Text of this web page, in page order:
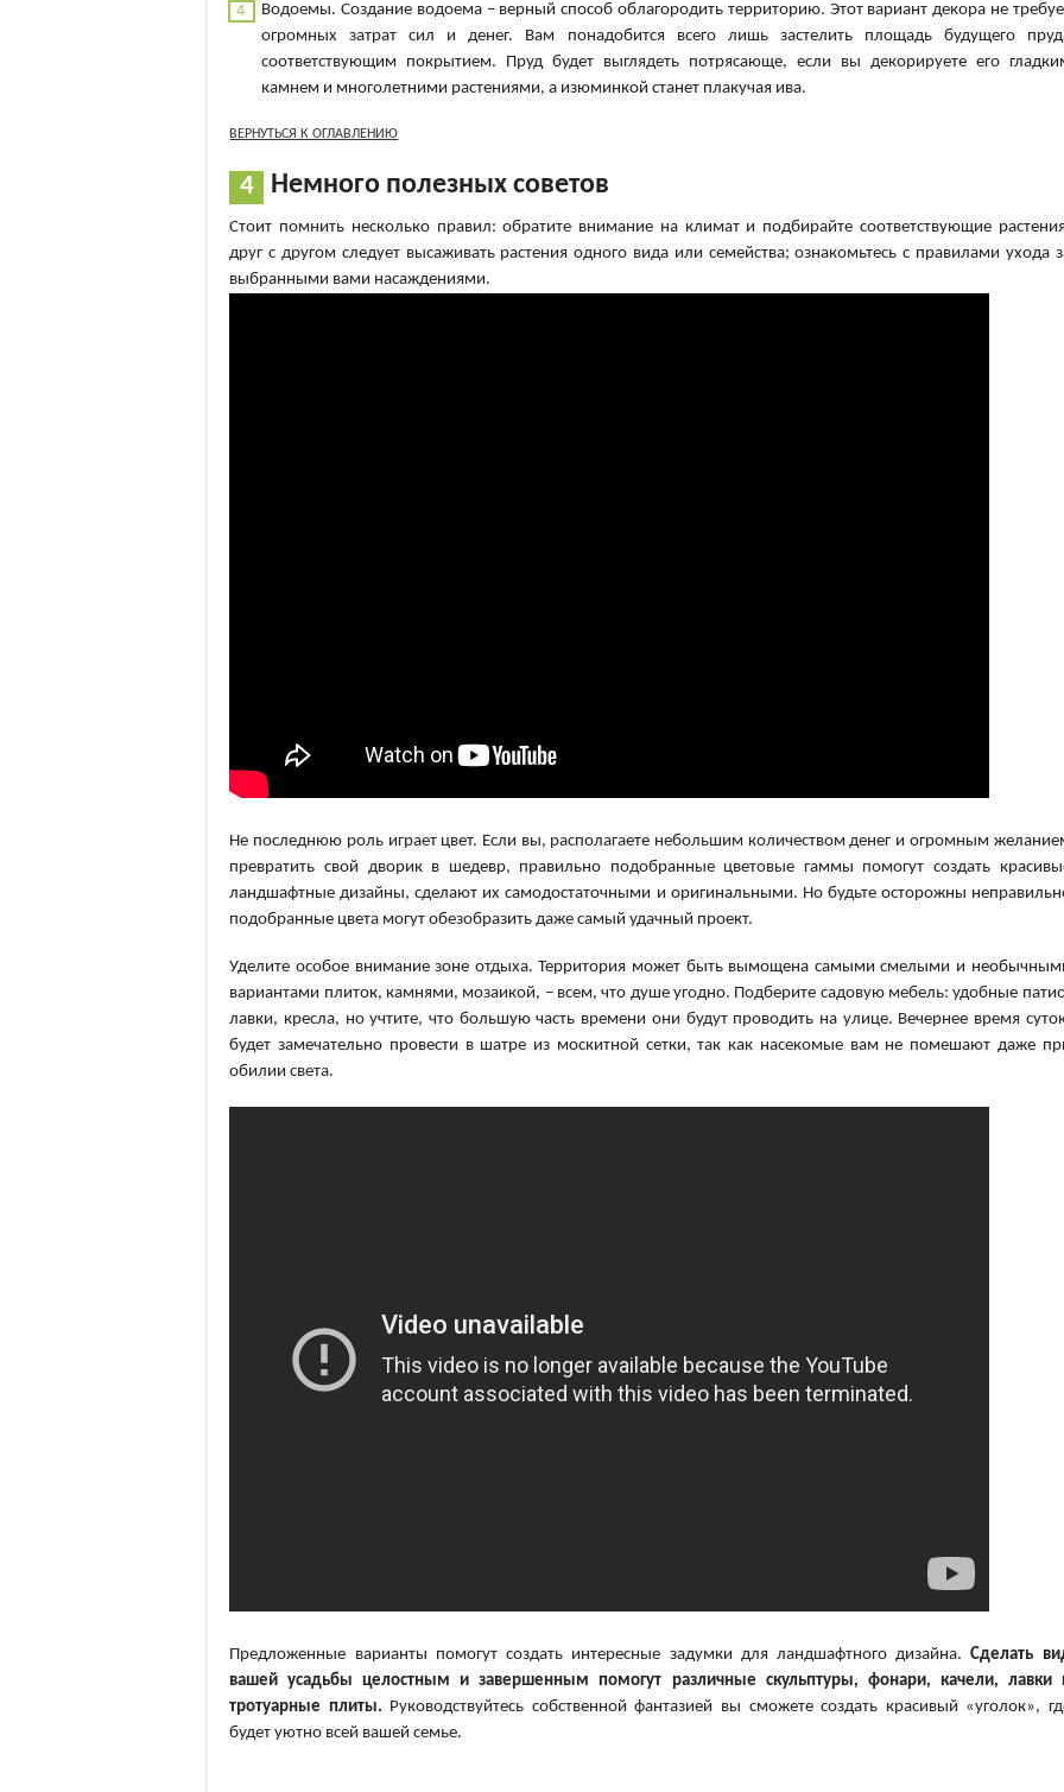
Водоемы. Создание водоема – верный способ облагородить территорию. Этот вариант декора не
огромных затрат сил и денег. Вам понадобится всего лишь застелить площадь будущего
соответствующим покрытием. Пруд будет выглядеть потрясающе, если вы декорируете его
камнем и многолетними растениями, а изюминкой станет плакучая ива.
ВЕРНУТЬСЯ К ОГЛАВЛЕНИЮ
Немного полезных советов
Стоит помнить несколько правил: обратите внимание на климат и подбирайте соответствующие
друг с другом следует высаживать растения одного вида или семейства; ознакомьтесь с правилами ухода
выбранными вами насаждениями.
Не последнюю роль играет цвет. Если вы, располагаете небольшим количеством денег и огромным
превратить свой дворик в шедевр, правильно подобранные цветовые гаммы помогут создать
ландшафтные дизайны, сделают их самодостаточными и оригинальными. Но будьте осторожны
подобранные цвета могут обезобразить даже самый удачный проект.
Уделите особое внимание зоне отдыха. Территория может быть вымощена самыми смелыми и
вариантами плиток, камнями, мозаикой, – всем, что душе угодно. Подберите садовую мебель: удобные
лавки, кресла, но учтите, что большую часть времени они будут проводить на улице. Вечернее время
будет замечательно провести в шатре из москитной сетки, так как насекомые вам не помешают даже
обилии света.
Предложенные варианты помогут создать интересные задумки для ландшафтного дизайна.Сделать
вашей усадьбы целостным и завершенным помогут различные скульптуры, фонари, качели, лавки
тротуарные плиты. Руководствуйтесь собственной фантазией вы сможете создать красивый «уголок»,
будет уютно всей вашей семье.